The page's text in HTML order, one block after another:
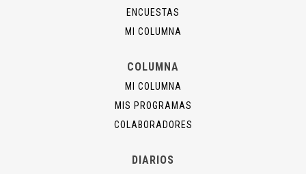
ENCUESTAS
MI COLUMNA
COLUMNA
MI COLUMNA
MIS PROGRAMAS
COLABORADORES
DIARIOS